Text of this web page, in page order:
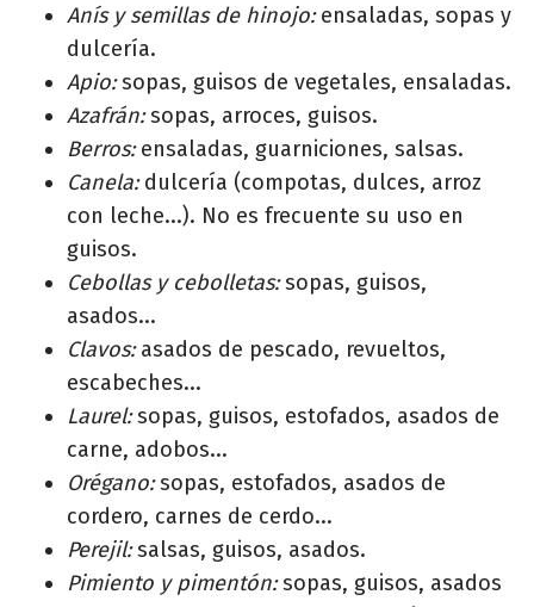
Anís y semillas de hinojo:ensaladas, sopas y
dulcería.
Apio:sopas, guisos de vegetales, ensaladas.
Azafrán:sopas, arroces, guisos.
Berros:ensaladas, guarniciones, salsas.
Canela:dulcería (compotas, dulces, arroz
con leche...). No es frecuente su uso en
guisos.
Cebollas y cebolletas:sopas, guisos,
asados...
Clavos:asados de pescado, revueltos,
escabeches...
Laurel:sopas, guisos, estofados, asados de
carne, adobos...
Orégano:sopas, estofados, asados de
cordero, carnes de cerdo...
Perejil:salsas, guisos, asados.
Pimiento y pimentón:sopas, guisos, asados